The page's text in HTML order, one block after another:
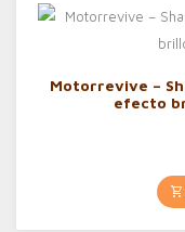
Motorrevive –
efecto